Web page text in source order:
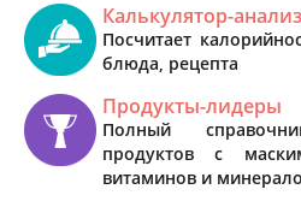
Калькулятор-
Посчитает
блюда, рецепта
Продукты-лидеры
Полный
продуктов с
витаминов и